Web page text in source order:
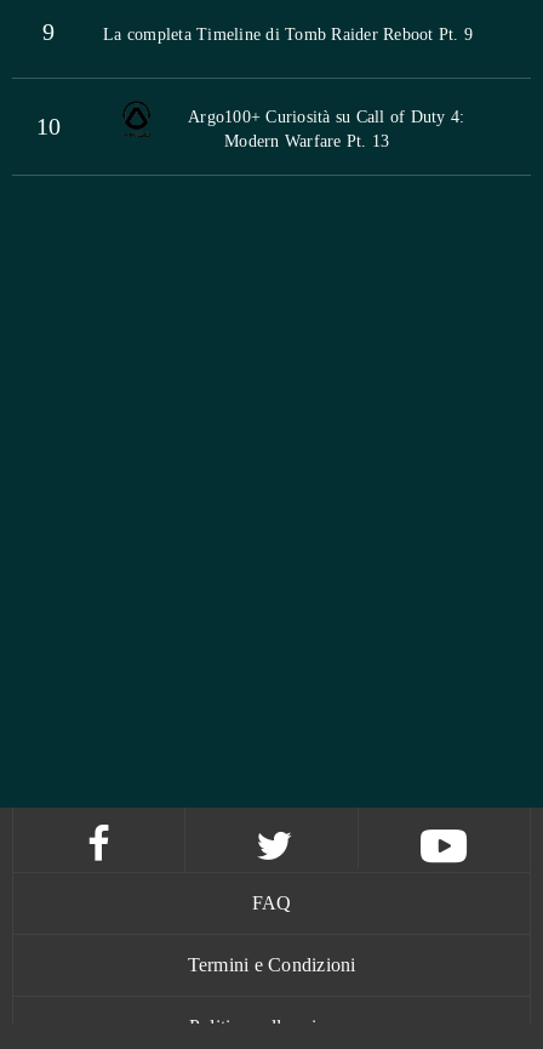
9 La completa Timeline di Tomb Raider Reboot Pt. 9
10 Argo100+ Curiosità su Call of Duty 4:
Modern Warfare Pt. 13
FAQ
Termini e Condizioni
Politica sulla privacy